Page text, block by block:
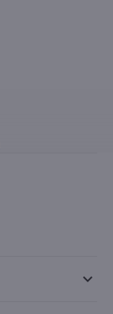
keyboard_arrow_down